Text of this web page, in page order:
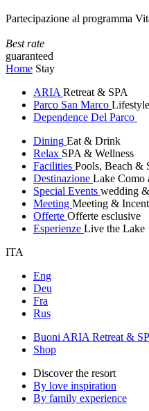
Partecipazione al programma
Best rate
guaranteed
Home Stay
ARIA Retreat & SPA
Parco San Marco
Dependence Del Parco
Dining Eat & Drink
Relax SPA & Wellness
Facilities Pools, Beach &
Destinazione Lake Como
Special Events wedding
Meeting Meeting &
Offerte Offerte esclusive
Esperienze Live the Lake
ITA
Eng
Deu
Fra
Rus
Buoni ARIA Retreat &
Shop
Discover the resort
By love inspiration
By family experience